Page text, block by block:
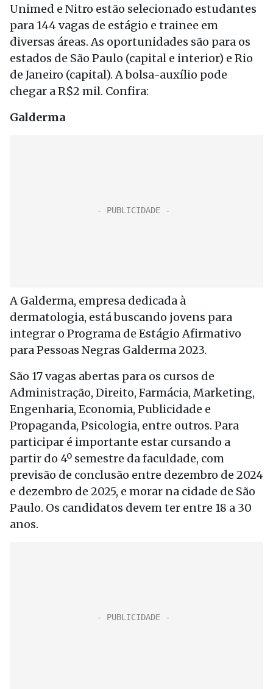
Unimed e Nitro estão selecionado estudantes
para 144 vagas de estágio e trainee em
diversas áreas. As oportunidades são para os
estados de São Paulo (capital e interior) e Rio
de Janeiro (capital). A bolsa-auxílio pode
chegar a R$2 mil. Confira:
Galderma
A Galderma, empresa dedicada à
dermatologia, está buscando jovens para
integrar o Programa de Estágio Afirmativo
para Pessoas Negras Galderma 2023.
São 17 vagas abertas para os cursos de
Administração, Direito, Farmácia, Marketing,
Engenharia, Economia, Publicidade e
Propaganda, Psicologia, entre outros. Para
participar é importante estar cursando a
partir do 4º semestre da faculdade, com
previsão de conclusão entre dezembro de 2024
e dezembro de 2025, e morar na cidade de São
Paulo. Os candidatos devem ter entre 18 a 30
anos.